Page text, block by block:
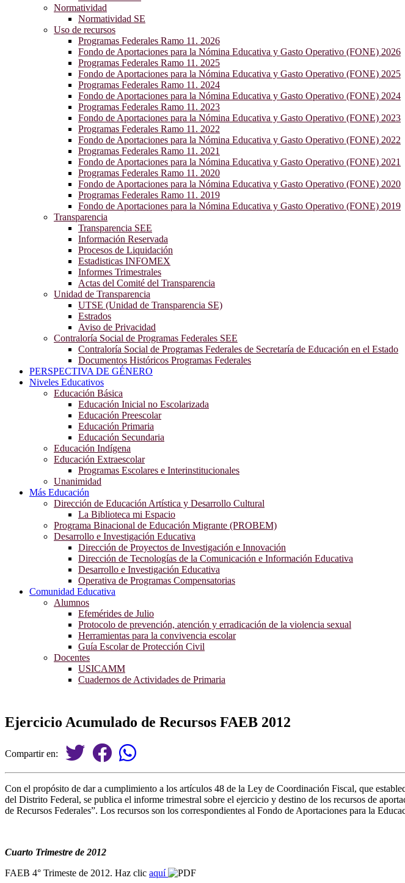
Normatividad
Normatividad SE
Uso de recursos
Programas Federales Ramo 11. 2026
Fondo de Aportaciones para la Nómina Educativa y Gasto Operativo (FONE) 2026
Programas Federales Ramo 11. 2025
Fondo de Aportaciones para la Nómina Educativa y Gasto Operativo (FONE) 2025
Programas Federales Ramo 11. 2024
Fondo de Aportaciones para la Nómina Educativa y Gasto Operativo (FONE) 2024
Programas Federales Ramo 11. 2023
Fondo de Aportaciones para la Nómina Educativa y Gasto Operativo (FONE) 2023
Programas Federales Ramo 11. 2022
Fondo de Aportaciones para la Nómina Educativa y Gasto Operativo (FONE) 2022
Programas Federales Ramo 11. 2021
Fondo de Aportaciones para la Nómina Educativa y Gasto Operativo (FONE) 2021
Programas Federales Ramo 11. 2020
Fondo de Aportaciones para la Nómina Educativa y Gasto Operativo (FONE) 2020
Programas Federales Ramo 11. 2019
Fondo de Aportaciones para la Nómina Educativa y Gasto Operativo (FONE) 2019
Transparencia
Transparencia SEE
Información Reservada
Procesos de Liquidación
Estadisticas INFOMEX
Informes Trimestrales
Actas del Comité del Transparencia
Unidad de Transparencia
UTSE (Unidad de Transparencia SE)
Estrados
Aviso de Privacidad
Contraloría Social de Programas Federales SEE
Contraloría Social de Programas Federales de Secretaría de Educación en el Estado
Documentos Históricos Programas Federales
PERSPECTIVA DE GÉNERO
Niveles Educativos
Educación Básica
Educación Inicial no Escolarizada
Educación Preescolar
Educación Primaria
Educación Secundaria
Educación Indígena
Educación Extraescolar
Programas Escolares e Interinstitucionales
Unanimidad
Más Educación
Dirección de Educación Artística y Desarrollo Cultural
La Biblioteca mi Espacio
Programa Binacional de Educación Migrante (PROBEM)
Desarrollo e Investigación Educativa
Dirección de Proyectos de Investigación e Innovación
Dirección de Tecnologías de la Comunicación e Información Educativa
Desarrollo e Investigación Educativa
Operativa de Programas Compensatorias
Comunidad Educativa
Alumnos
Efemérides de Julio
Protocolo de prevención, atención y erradicación de la violencia sexual
Herramientas para la convivencia escolar
Guía Escolar de Protección Civil
Docentes
USICAMM
Cuadernos de Actividades de Primaria
Ejercicio Acumulado de Recursos FAEB 2012
Compartir en:
Con el propósito de dar a cumplimiento a los artículos 48 de la Ley de Coordinación Fiscal, que
del Distrito Federal, se publica el informe trimestral sobre el ejercicio y destino de los recursos de
de Recursos Federales”. Los recursos son los correspondientes al Fondo de Aportaciones para la
Cuarto Trimestre de 2012
FAEB 4° Trimeste de 2012. Haz clic aquí